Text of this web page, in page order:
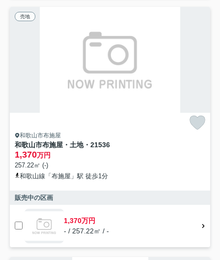
売地
和歌山市布施屋
和歌山市布施屋・土地・21536
1,370万円
257.22㎡ (-)
和歌山線「布施屋」駅 徒歩1分
販売中の区画
1,370万円
- / 257.22㎡ / -